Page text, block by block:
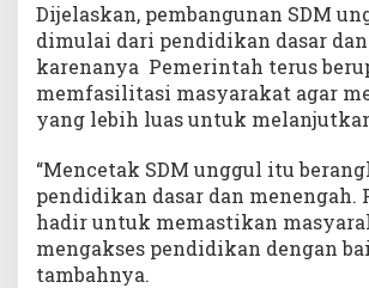
Dijelaskan, pembangunan SDM
dimulai dari pendidikan dasar
karenanya Pemerintah terus
memfasilitasi masyarakat agar
yang lebih luas untuk
“Mencetak SDM unggul itu
pendidikan dasar dan menengah.
hadir untuk memastikan
mengakses pendidikan dengan
tambahnya.